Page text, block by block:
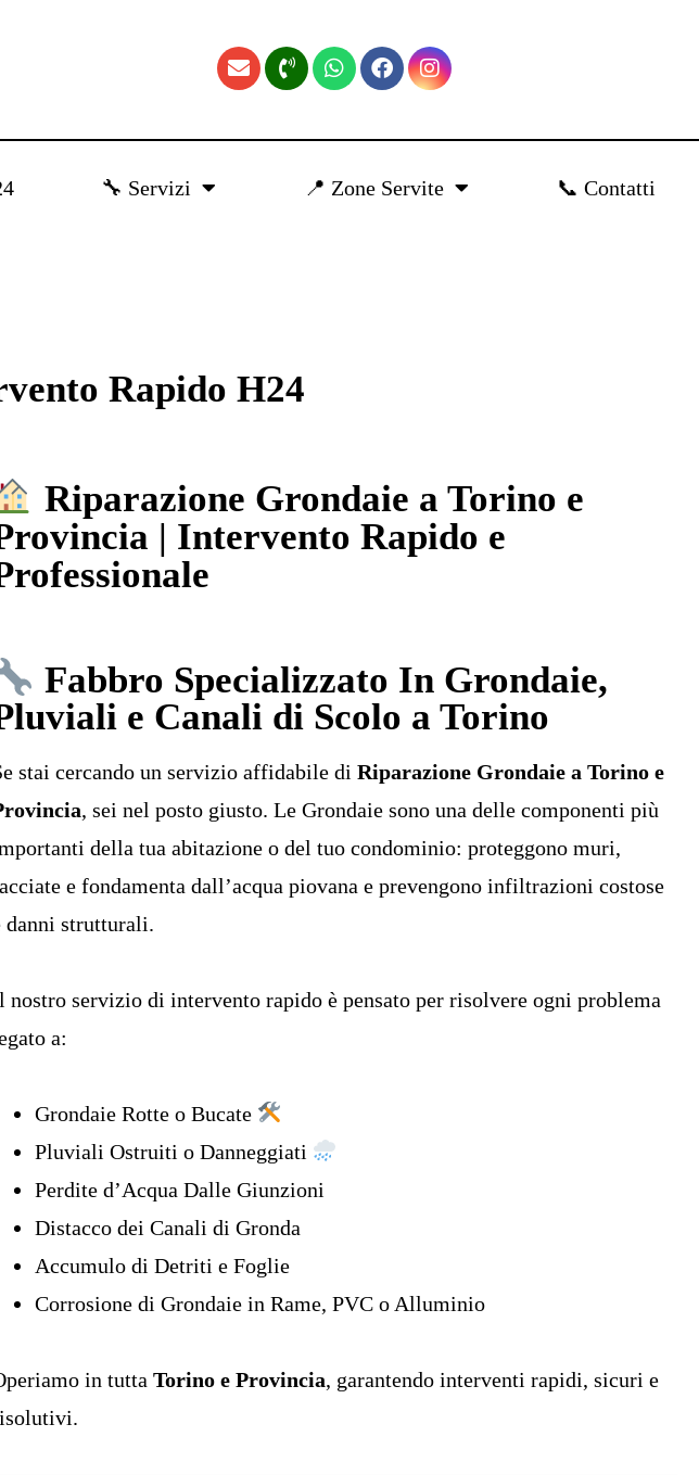
🔧 Servizi 📍 Zone Servite 📞 Contatti
Rapido H24
Riparazione Grondaie a Torino e
| Intervento Rapido e
Fabbro Specializzato In Grondaie,
e Canali di Scolo a Torino
stai cercando un servizio affidabile di Riparazione Grondaie a Torino e
, sei nel posto giusto. Le Grondaie sono una delle componenti più
della tua abitazione o del tuo condominio: proteggono muri,
e fondamenta dall’acqua piovana e prevengono infiltrazioni costose
danni strutturali.
nostro servizio di intervento rapido è pensato per risolvere ogni problema
a:
Grondaie Rotte o Bucate
Pluviali Ostruiti o Danneggiati
Perdite d’Acqua Dalle Giunzioni
Distacco dei Canali di Gronda
Accumulo di Detriti e Foglie
Corrosione di Grondaie in Rame, PVC o Alluminio
in tutta Torino e Provincia, garantendo interventi rapidi, sicuri e